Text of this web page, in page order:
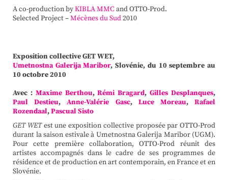
A co-production byKIBLA MMCand OTTO-Prod.
Selected Project –Mécènes du Sud2010
Exposition collective GET WET,
Umetnostna Galerija Maribor, Slovénie, du 10 septembre au
10 octobre 2010
Avec : Maxime Berthou,Rémi Bragard,Gilles Desplanques,
Paul Destieu,Anne-Valérie Gasc, Luce Moreau,Rafael
Rozendaal,Pascual Sisto
GET WETest une exposition collective proposée par OTTO-Prod
durant la saison estivale à Umetnostna Galerija Maribor (UGM).
Pour cette première collaboration, OTTO-Prod réunit des
artistes accompagnés dans le cadre de ses programmes de
résidence et de production en art contemporain, en France et en
Slovénie.